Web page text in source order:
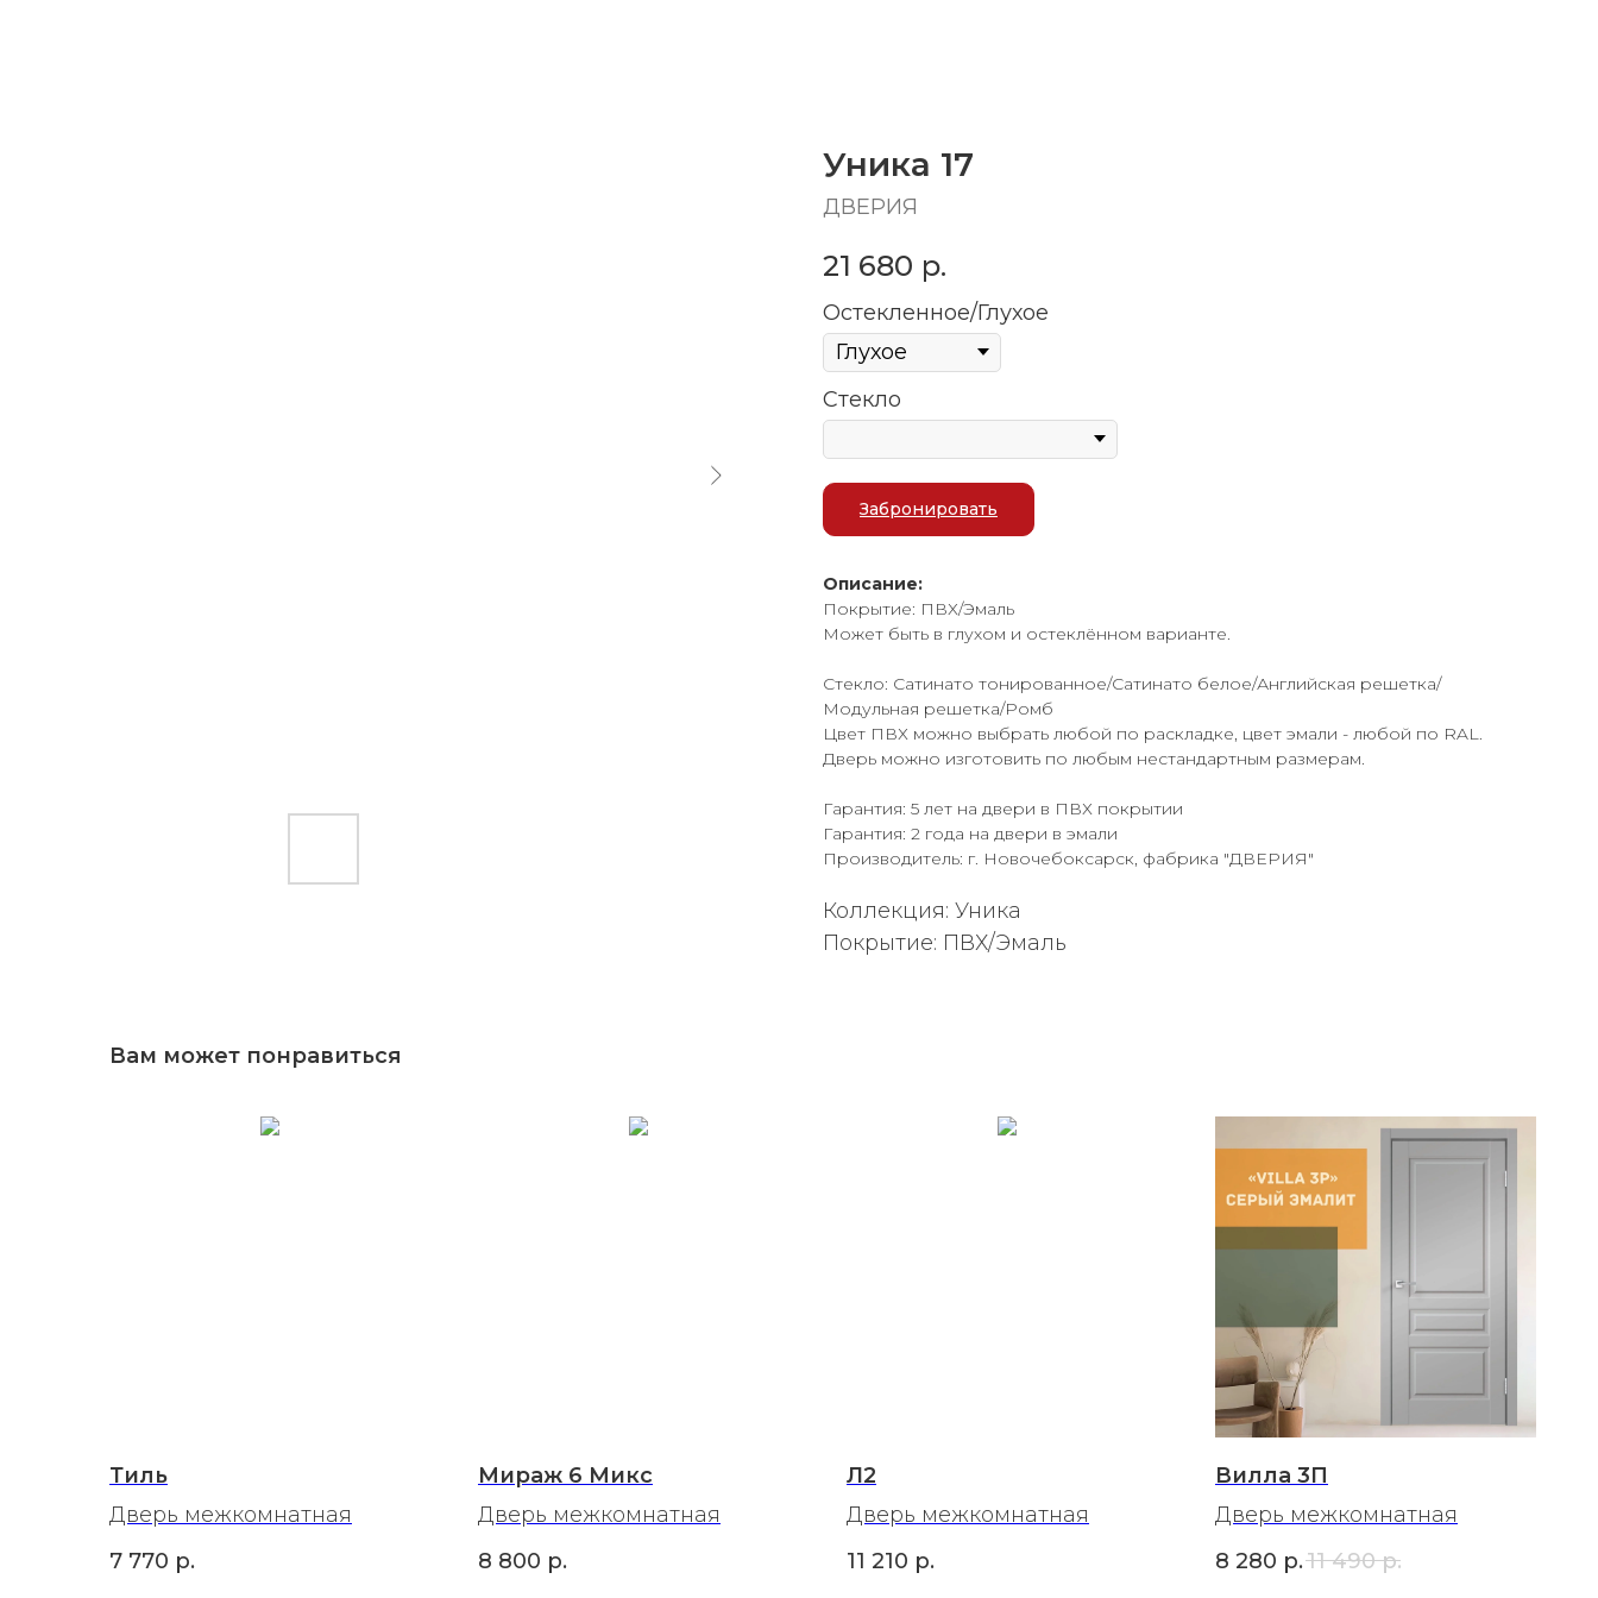
Уника 17
ДВЕРИЯ
21 680 р.
Остекленное/Глухое
Стекло
Забронировать
Описание:
Покрытие: ПВХ/Эмаль
Может быть в глухом и остеклённом варианте.
Стекло: Сатинато тонированное/Сатинато белое/Английская решетка/
Модульная решетка/Ромб
Цвет ПВХ можно выбрать любой по раскладке, цвет эмали - любой по RAL.
Дверь можно изготовить по любым нестандартным размерам.
Гарантия: 5 лет на двери в ПВХ покрытии
Гарантия: 2 года на двери в эмали
Производитель: г. Новочебоксарск, фабрика "ДВЕРИЯ"
Коллекция: Уника
Покрытие: ПВХ/Эмаль
Вам может понравиться
Тиль
Дверь межкомнатная
7 770 р.
Мираж 6 Микс
Дверь межкомнатная
8 800 р.
Л2
Дверь межкомнатная
11 210 р.
Вилла 3П
Дверь межкомнатная
8 280 р.11 490 р.